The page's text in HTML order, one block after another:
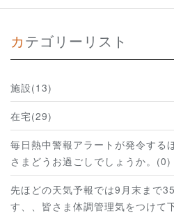
カテゴリーリスト
施設(13)
在宅(29)
毎日熱中警報アラートが発令する
さまどうお過ごしでしょうか。(0)
先ほどの天気予報では9月末まで
す、、皆さま体調管理気をつけて